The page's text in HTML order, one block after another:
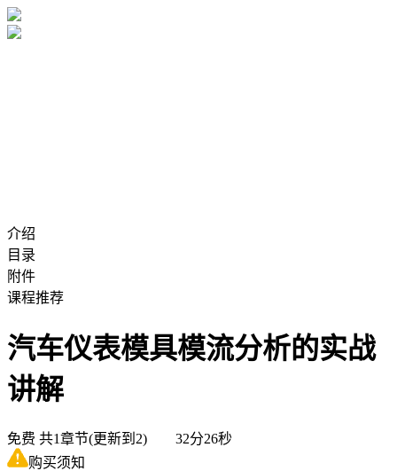
介绍
目录
附件
课程推荐
汽车仪表模具模流分析的实战
讲解
免费 共1章节(更新到2) 32分26秒
购买须知